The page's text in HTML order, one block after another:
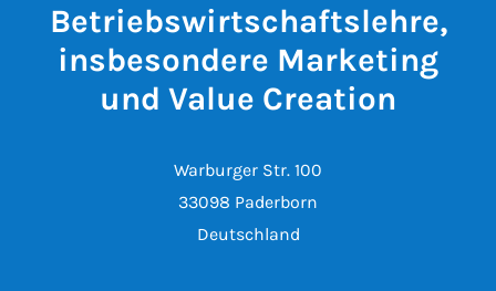
Betriebswirtschaftslehre,
insbesondere Marketing
und Value Creation
Warburger Str. 100
33098 Paderborn
Deutschland